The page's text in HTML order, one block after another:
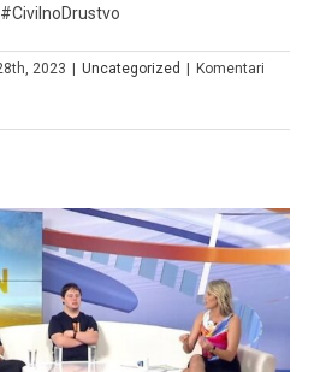
2023 Uncategorized
Komentari